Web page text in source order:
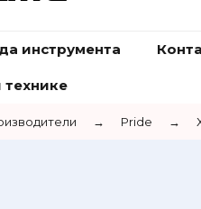
инструмента
технике
→ Pride →